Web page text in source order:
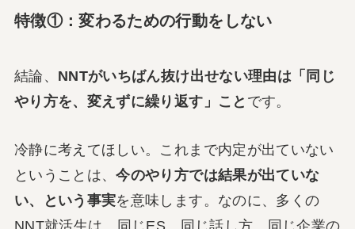
特徴①：変わるための行動をしない
結論、 NNTがいちばん抜け出せない理由は「同じ
やり方を、変えずに繰り返す」こと です。
冷静に考えてほしい。これまで内定が出ていない
ということは、今のやり方では結果が出ていな
い、という事実を意味します。なのに、多くの
NNT就活生は、同じES、同じ話し方、同じ企業の